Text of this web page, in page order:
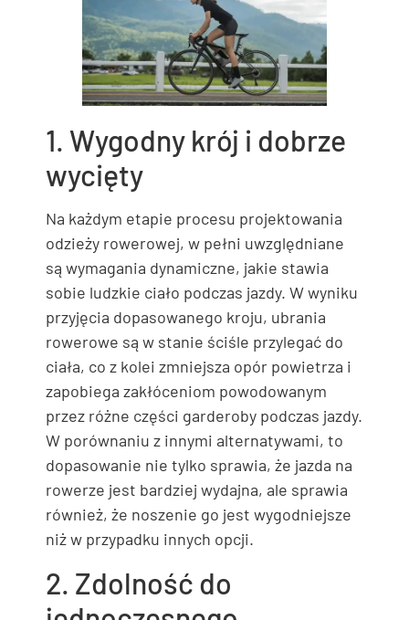
1. Wygodny krój i dobrze
wycięty
Na każdym etapie procesu projektowania
odzieży rowerowej, w pełni uwzględniane
są wymagania dynamiczne, jakie stawia
sobie ludzkie ciało podczas jazdy. W wyniku
przyjęcia dopasowanego kroju, ubrania
rowerowe są w stanie ściśle przylegać do
ciała, co z kolei zmniejsza opór powietrza i
zapobiega zakłóceniom powodowanym
przez różne części garderoby podczas jazdy.
W porównaniu z innymi alternatywami, to
dopasowanie nie tylko sprawia, że ​​jazda na
rowerze jest bardziej wydajna, ale sprawia
również, że noszenie go jest wygodniejsze
niż w przypadku innych opcji.
2. Zdolność do